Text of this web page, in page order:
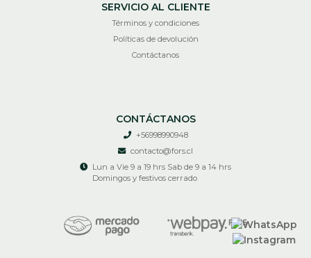
SERVICIO AL CLIENTE
Términos y condiciones
Políticas de devolución
Contáctanos
CONTÁCTANOS
+56998990948
contacto@fors.cl
Lun a Vie 9 a 19 hrs Sab de 9 a 14 hrs
Domingos y festivos cerrado